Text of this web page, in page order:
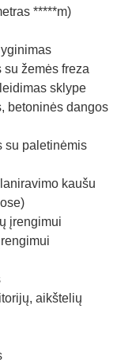
*****m)
žemės freza
sklype
betoninės dangos
su paletinėmis
kaušu
įrengimui
aikštelių